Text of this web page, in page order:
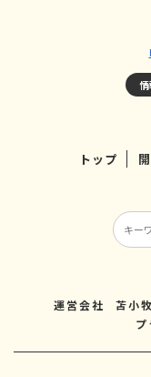
トップ
運営会社 苫小